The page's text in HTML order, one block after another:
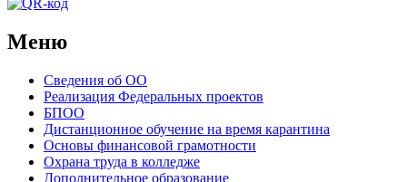
Меню
Сведения об ОО
Реализация Федеральных проектов
БПОО
Дистанционное обучение на время карантина
Основы финансовой грамотности
Охрана труда в колледже
Дополнительное образование